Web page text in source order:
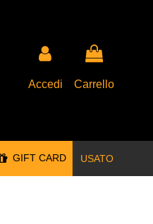
Accedi Carrello
GIFT CARD USATO